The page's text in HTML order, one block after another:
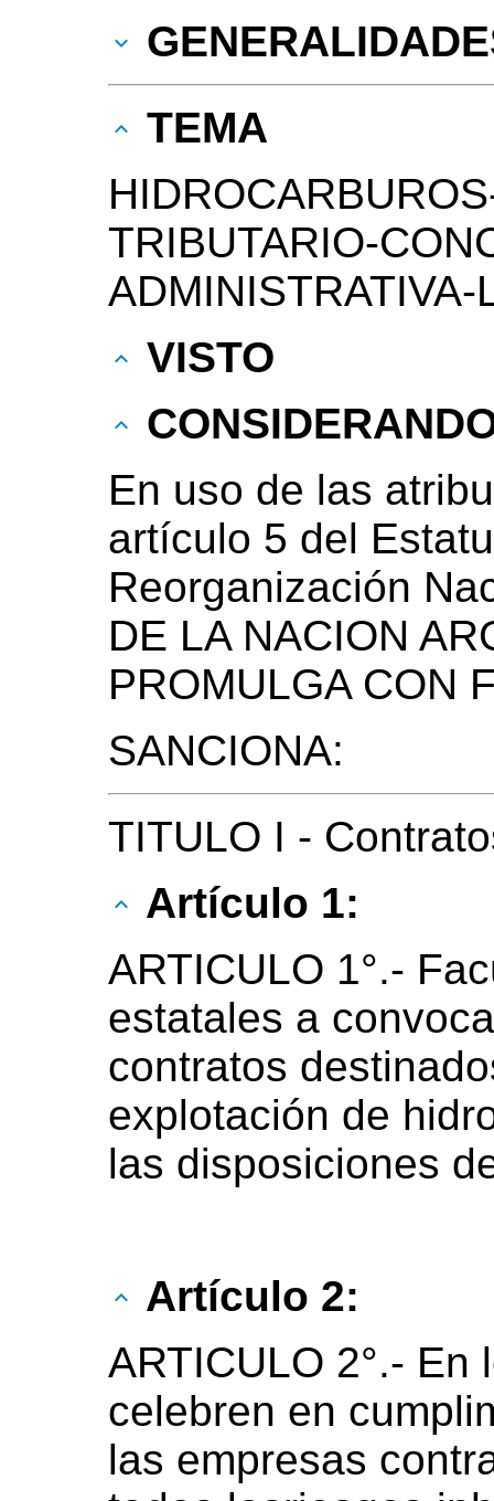
TEMA
TRIBUTARIO-
ADMINISTRATIVA-
VISTO
En uso de las
artículo 5 del
Reorganización
DE LA NACION
PROMULGA CON
SANCIONA:
TITULO I -
Artículo 1:
ARTICULO 1°.-
estatales a
contratos
explotación de
las disposiciones
Artículo 2:
ARTICULO 2°.- En
celebren en
las empresas